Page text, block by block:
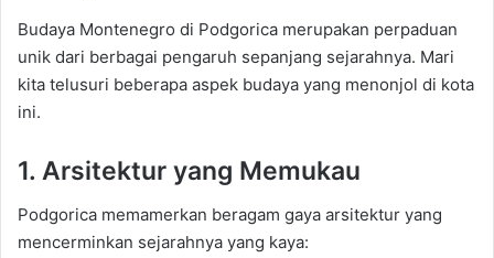
Budaya Montenegro di Podgorica merupakan perpaduan
unik dari berbagai pengaruh sepanjang sejarahnya. Mari
kita telusuri beberapa aspek budaya yang menonjol di kota
ini.
1. Arsitektur yang Memukau
Podgorica memamerkan beragam gaya arsitektur yang
mencerminkan sejarahnya yang kaya: